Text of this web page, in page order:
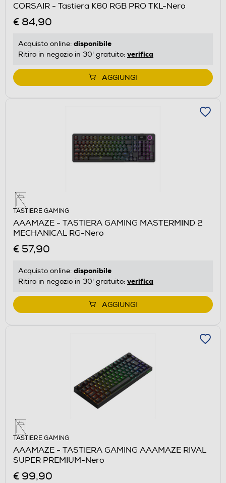
CORSAIR - Tastiera K60 RGB PRO TKL-Nero
€ 84,90
Acquisto online: disponibile
Ritiro in negozio in 30' gratuito: verifica
AGGIUNGI
TASTIERE GAMING
AAAMAZE - TASTIERA GAMING MASTERMIND 2
MECHANICAL RG-Nero
€ 57,90
Acquisto online: disponibile
Ritiro in negozio in 30' gratuito: verifica
AGGIUNGI
TASTIERE GAMING
AAAMAZE - TASTIERA GAMING AAAMAZE RIVAL
SUPER PREMIUM-Nero
€ 99,90